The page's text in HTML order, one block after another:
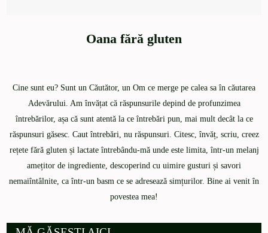
Oana fără gluten
Cine sunt eu? Sunt un Căutător, un Om ce merge pe calea sa în căutarea
Adevărului. Am învățat că răspunsurile depind de profunzimea
întrebărilor, așa că sunt atentă la ce întrebări pun, mai mult decât la ce
răspunsuri găsesc. Caut întrebări, nu răspunsuri. Citesc, învăț, scriu, creez
rețete fără gluten și lactate întrebându-mă unde este limita, într-un melanj
amețitor de ingrediente, descoperind cu uimire gusturi și savori
nemaiîntâlnite, ca într-un basm ce se adresează simțurilor. Bine ai venit în
povestea mea!